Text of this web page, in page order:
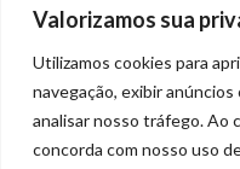
Valorizamos sua
Utilizamos cookies para
navegação, exibir
analisar nosso tráfego. Ao
concorda com nosso uso